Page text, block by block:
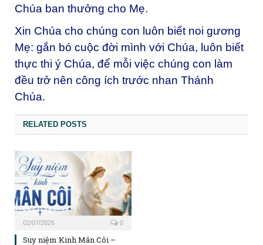
Chúa ban thưởng cho Mẹ.
Xin Chúa cho chúng con luôn biết noi gương
Mẹ: gắn bó cuộc đời mình với Chúa, luôn biết
thực thi ý Chúa, để mỗi việc chúng con làm
đều trở nên công ích trước nhan Thánh
Chúa.
RELATED POSTS
02/07/2026 0
Suy niệm Kinh Mân Côi –